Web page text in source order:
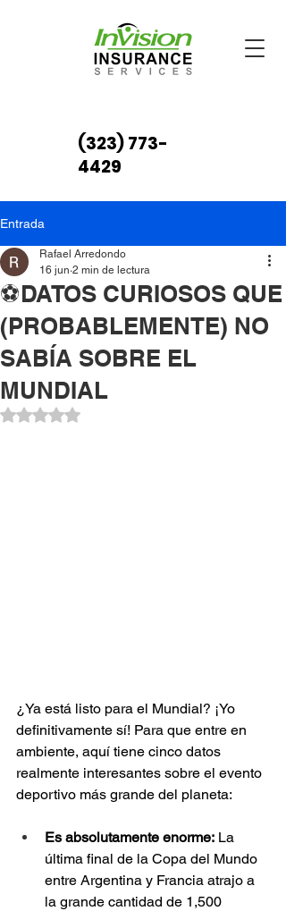
(323) 773-
4429
Entrada
⚽DATOS CURIOSOS QUE
(PROBABLEMENTE) NO
SABÍA SOBRE EL
MUNDIAL
Rafael Arredondo
16 jun 2 min de lectura
Obtuvo NaN de 5 estrellas.
¿Ya está listo para el Mundial? ¡Yo
definitivamente sí! Para que entre en
ambiente, aquí tiene cinco datos
realmente interesantes sobre el evento
deportivo más grande del planeta:
Es absolutamente enorme: La
última final de la Copa del Mundo
entre Argentina y Francia atrajo a
la grande cantidad de 1,500